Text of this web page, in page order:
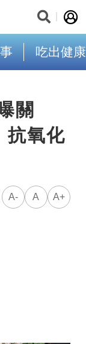
吃出健康
關
氧化
A- A A+